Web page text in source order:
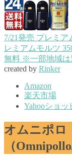
7/21発売 プレミ
レミアムモルツ
無料 ※一部地域は
created by Rinker
Amazon
楽天市場
Yahooショッ
オムニポ
（